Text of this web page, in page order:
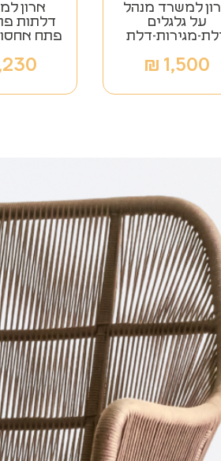
למשרד מנהל
על גלגלים
מגירות-דלת
1,500
₪
דלתות
פתח